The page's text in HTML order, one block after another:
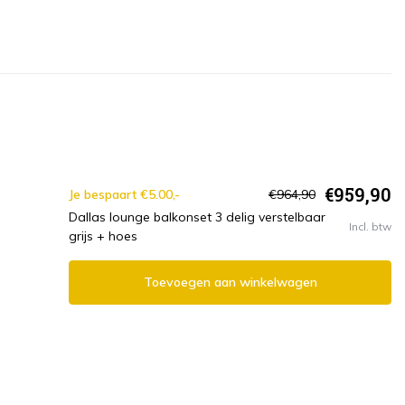
Je bespaart €5.00,- €964,90 €959,90
Dallas lounge balkonset 3 delig verstelbaar
grijs + hoes
Incl. btw
Toevoegen aan winkelwagen